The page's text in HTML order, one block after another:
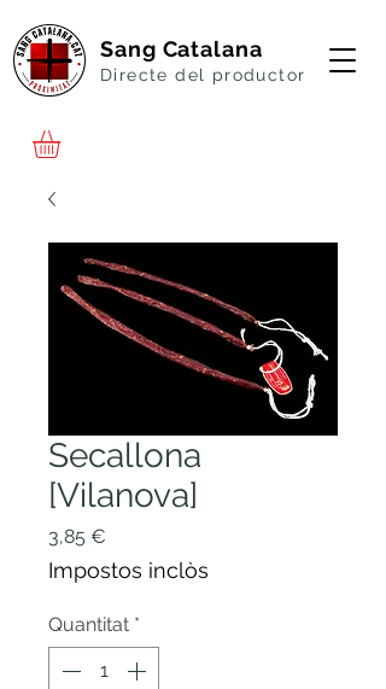
Sang Catalana
Directe del productor
Secallona
[Vilanova]
3,85 €
Impostos inclòs
Quantitat *